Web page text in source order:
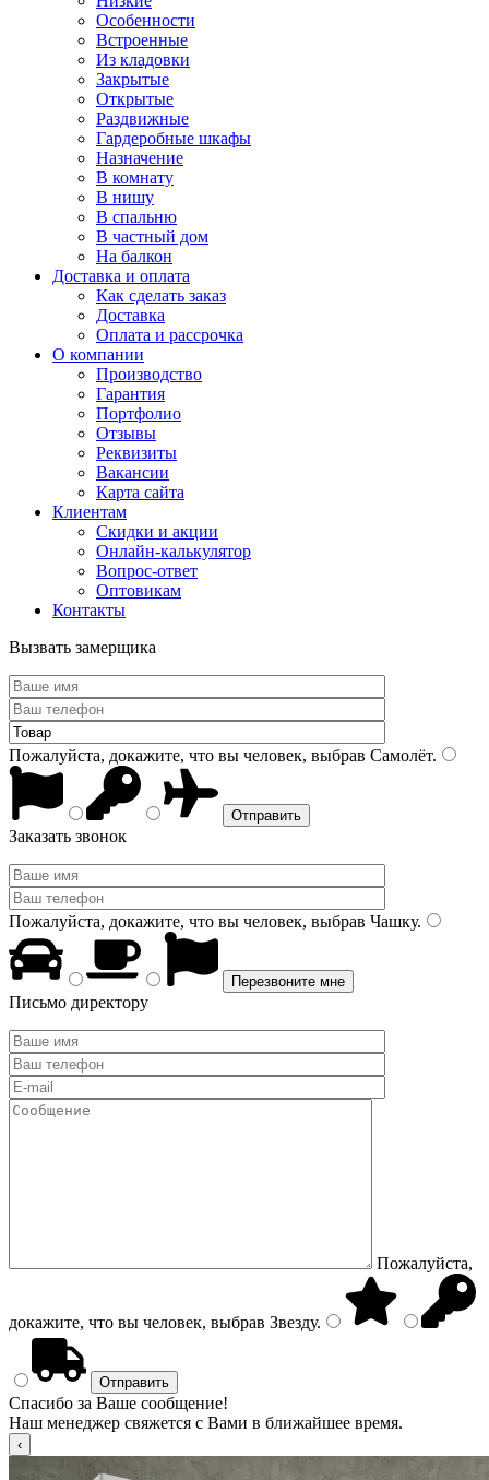
Особенности
Встроенные
Из кладовки
Закрытые
Открытые
Раздвижные
Гардеробные шкафы
Назначение
В комнату
В нишу
В спальню
В частный дом
На балкон
Доставка и оплата
Как сделать заказ
Доставка
Оплата и рассрочка
О компании
Производство
Гарантия
Портфолио
Отзывы
Реквизиты
Вакансии
Карта сайта
Клиентам
Скидки и акции
Онлайн-калькулятор
Вопрос-ответ
Оптовикам
Контакты
Вызвать замерщика
Пожалуйста, докажите, что вы человек, выбрав Самолёт.
Заказать звонок
Пожалуйста, докажите, что вы человек, выбрав Чашку.
Письмо директору
Пожалуйста,
докажите, что вы человек, выбрав Звезду.
Спасибо за Ваше сообщение!
Наш менеджер свяжется с Вами в ближайшее время.